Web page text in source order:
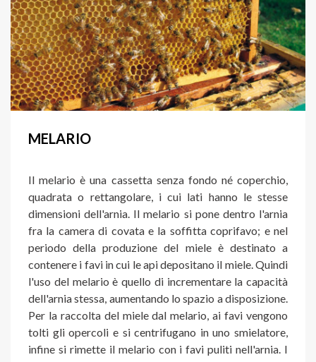
MELARIO
Il melario è una cassetta senza fondo né coperchio,
quadrata o rettangolare, i cui lati hanno le stesse
dimensioni dell'arnia. Il melario si pone dentro l'arnia
fra la camera di covata e la soffitta coprifavo; e nel
periodo della produzione del miele è destinato a
contenere i favi in cui le api depositano il miele. Quindi
l'uso del melario è quello di incrementare la capacità
dell'arnia stessa, aumentando lo spazio a disposizione.
Per la raccolta del miele dal melario, ai favi vengono
tolti gli opercoli e si centrifugano in uno smielatore,
infine si rimette il melario con i favi puliti nell'arnia. I